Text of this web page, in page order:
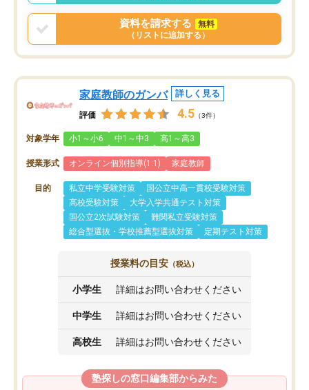
資料を請求する
無料
（リストに追加する）
家庭教師のガンバ 詳しく見る
評価 4.5 （3件）
対象学年 小1～小6 中1～中3 高1～高3
授業形式 オンライン個別指導(1:1) 家庭教師
目的 私立中学受験対策
国公立中高一貫校受験対策
高校受験対策
大学入学共通テスト対策
国公立2次試験対策
難関私立受験対策
総合型選抜・学校推薦型選抜対策
定期テスト対策
授業料の目安 （税込）
小学生 詳細はお問い合わせください
中学生 詳細はお問い合わせください
高校生 詳細はお問い合わせください
塾探しの窓口編集部からみた